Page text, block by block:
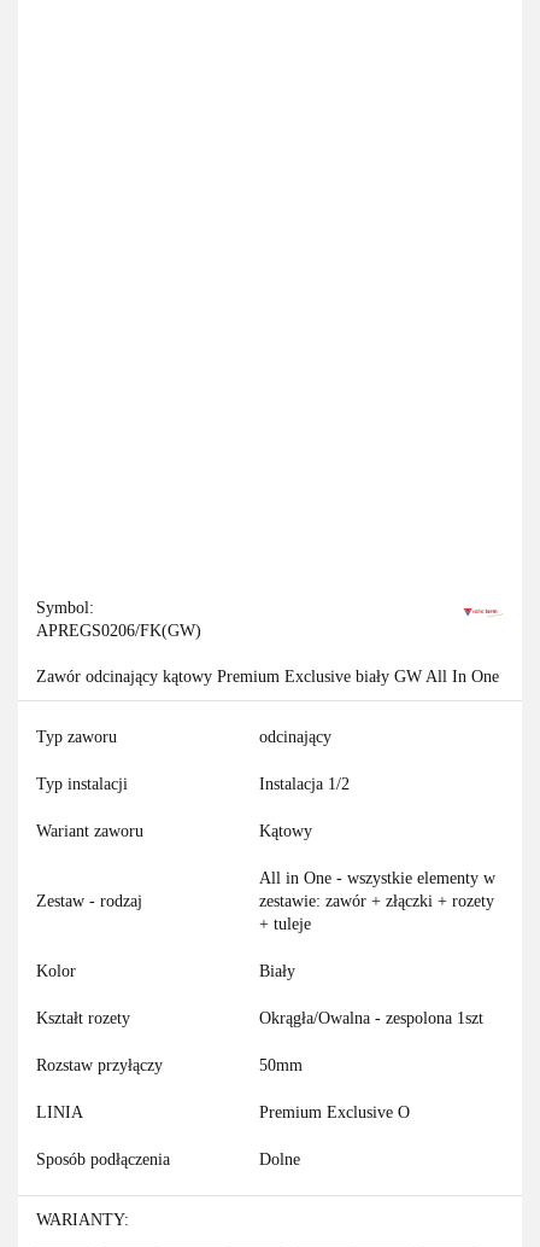
Symbol:
APREGS0206/FK(GW)
Zawór odcinający kątowy Premium Exclusive biały GW All In One
Typ zaworu odcinający
Typ instalacji Instalacja 1/2
Wariant zaworu Kątowy
Zestaw - rodzaj
All in One - wszystkie elementy w
zestawie: zawór + złączki + rozety
+ tuleje
Kolor Biały
Kształt rozety Okrągła/Owalna - zespolona 1szt
Rozstaw przyłączy 50mm
LINIA Premium Exclusive O
Sposób podłączenia Dolne
WARIANTY: